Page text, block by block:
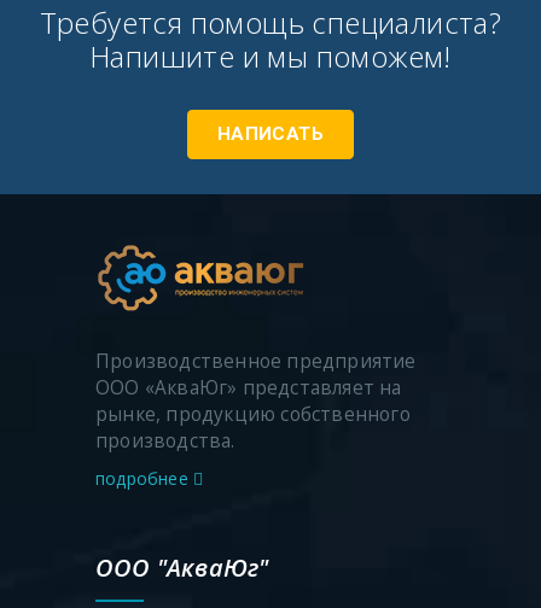
Требуется помощь специалиста?
Напишите и мы поможем!
НАПИСАТЬ
Производственное предприятие
ООО «АкваЮг» представляет на
рынке, продукцию собственного
производства.
подробнее
ООО "АкваЮг"